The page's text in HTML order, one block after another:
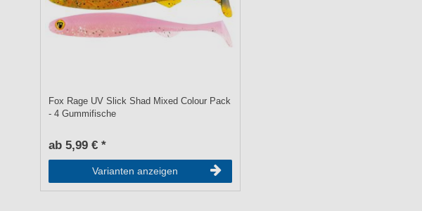
Fox Rage UV Slick Shad Mixed Colour Pack
- 4 Gummifische
ab 5,99 € *
Varianten anzeigen